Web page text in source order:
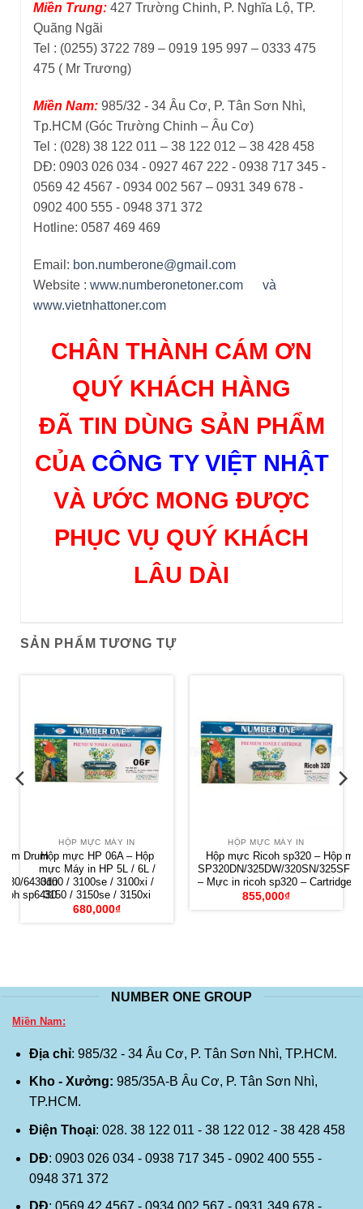
Miền Trung: 427 Trường Chinh, P. Nghĩa Lộ, TP.
Quãng Ngãi
Tel : (0255) 3722 789 – 0919 195 997 – 0333 475
475 ( Mr Trương)
Miền Nam: 985/32 - 34 Âu Cơ, P. Tân Sơn Nhì,
Tp.HCM (Góc Trường Chinh – Âu Cơ)
Tel : (028) 38 122 011 – 38 122 012 – 38 428 458
DĐ: 0903 026 034 - 0927 467 222 - 0938 717 345 -
0569 42 4567 - 0934 002 567 – 0931 349 678 -
0902 400 555 - 0948 371 372
Hotline: 0587 469 469
Email: bon.numberone@gmail.com
Website : www.numberonetoner.com và
www.vietnhattoner.com
CHÂN THÀNH CÁM ƠN
QUÝ KHÁCH HÀNG
ĐÃ TIN DÙNG SẢN PHẨM
CỦA CÔNG TY VIỆT NHẬT
VÀ ƯỚC MONG ĐƯỢC
PHỤC VỤ QUÝ KHÁCH
LÂU DÀI
SẢN PHẨM TƯƠNG TỰ
HỘP MỰC MÁY IN
Hộp mực HP 06A – Hộp
mực Máy in HP 5L / 6L /
3100 / 3100se / 3100xi /
3150 / 3150se / 3150xi
680,000₫
HỘP MỰC MÁY IN
Hộp mực Ricoh sp320 – Hộp
SP320DN/325DW/320SN/
– Mực in ricoh sp320 – Cartridge
855,000₫
Drum
6430dn
sp6430
NUMBER ONE GROUP
Miền Nam:
Địa chỉ: 985/32 - 34 Âu Cơ, P. Tân Sơn Nhì, TP.HCM.
Kho - Xưởng: 985/35A-B Âu Cơ, P. Tân Sơn Nhì,
TP.HCM.
Điện Thoại: 028. 38 122 011 - 38 122 012 - 38 428 458
DĐ: 0903 026 034 - 0938 717 345 - 0902 400 555 -
0948 371 372